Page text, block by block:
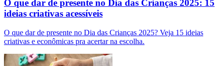
O que dar de presente no Dia das Crianças 2025: 15
ideias criativas acessíveis
O que dar de presente no Dia das Crianças 2025? Veja 15 ideias
criativas e econômicas pra acertar na escolha.